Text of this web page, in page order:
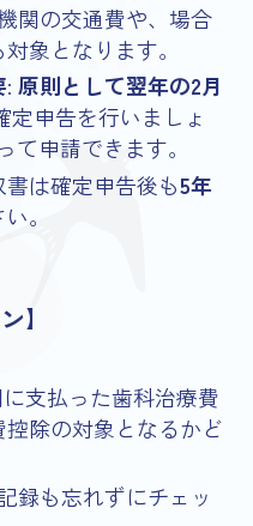
関の交通費や、場合
象となります。
: 原則として翌年の2月
定申告を行いましょ
て申請できます。
書は確定申告後も5年
。
】
に支払った歯科治療費
除の対象となるかど
録も忘れずにチェッ